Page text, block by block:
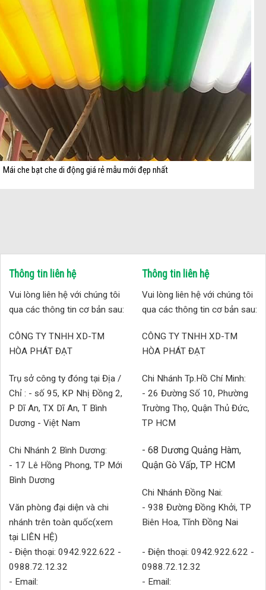
Mái che bạt che di động giá rẻ mẫu mới đẹp nhất
Thông tin liên hệ
Vui lòng liên hệ với chúng tôi
qua các thông tin cơ bản sau:
CÔNG TY TNHH XD-TM
HÒA PHÁT ĐẠT
Trụ sở công ty đóng tại Địa /
Chỉ : - số 95, KP Nhị Đồng 2,
P Dĩ An, TX Dĩ An, T Bình
Dương - Việt Nam
Chi Nhánh 2 Bình Dương:
- 17 Lê Hồng Phong, TP Mới
Bình Dương
Văn phòng đại diện và chi
nhánh trên toàn quốc(xem
tại LIÊN HỆ)
- Điện thoại: 0942.922.622 -
0988.72.12.32
- Email:
Thông tin liên hệ
Vui lòng liên hệ với chúng tôi
qua các thông tin cơ bản sau:
CÔNG TY TNHH XD-TM
HÒA PHÁT ĐẠT
Chi Nhánh Tp.Hồ Chí Minh:
- 26 Đường Số 10, Phường
Trường Thọ, Quận Thủ Đức,
TP HCM
- 68 Dương Quảng Hàm,
Quận Gò Vấp, TP HCM
Chi Nhánh Đồng Nai:
- 938 Đường Đồng Khởi, TP
Biên Hoa, Tĩnh Đồng Nai
- Điện thoại: 0942.922.622 -
0988.72.12.32
- Email: